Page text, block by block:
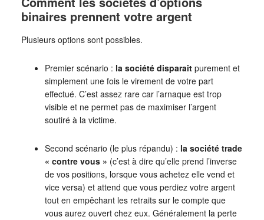
binaires prennent votre argent
Plusieurs options sont possibles.
Premier scénario : la société disparaitpurement et
simplement une fois le virement de votre part
effectué. C’est assez rare car l’arnaque est trop
visible et ne permet pas de maximiser l’argent
soutiré à la victime.
Second scénario (le plus répandu) : la société trade
« contre vous » (c’est à dire qu’elle prend l’inverse
de vos positions, lorsque vous achetez elle vend et
vice versa) et attend que vous perdiez votre argent
tout en empêchant les retraits sur le compte que
vous aurez ouvert chez eux. Généralement la perte